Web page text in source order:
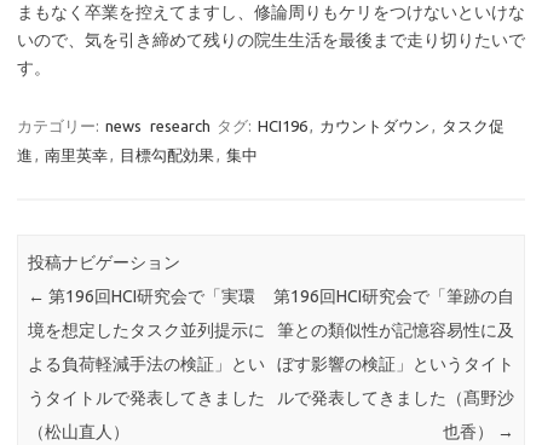
まもなく卒業を控えてますし、修論周りもケリをつけないといけな
いので、気を引き締めて残りの院生生活を最後まで走り切りたいで
す。
カテゴリー: news research タグ: HCI196 カウントダウン
タスク促
進
南里英幸 目標勾配効果 集中
投稿ナビゲーション
← 第196回HCI研究会で「実環
境を想定したタスク並列提示に
よる負荷軽減手法の検証」とい
うタイトルで発表してきました
（松山直人）
第196回HCI研究会で「筆跡の自
筆との類似性が記憶容易性に及
ぼす影響の検証」というタイト
ルで発表してきました（髙野沙
也香）
→